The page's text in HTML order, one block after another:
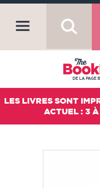
DE LA PAGE
LES LIVRES SONT
ACTUEL : 3